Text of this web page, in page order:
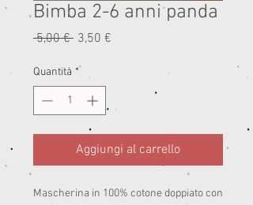
Bimba 2-6 anni panda
5,00 € Prezzo
3,50 €
Quantità *
Aggiungi al carrello
Mascherina in 100% cotone doppiato con